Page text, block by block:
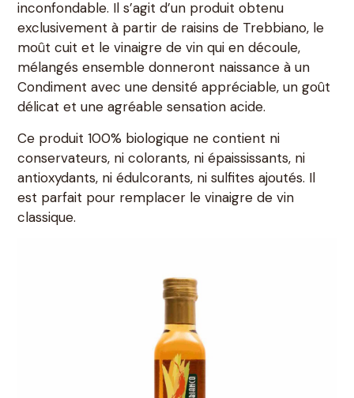
inconfondable. Il s’agit d’un produit obtenu
exclusivement à partir de raisins de Trebbiano, le
moût cuit et le vinaigre de vin qui en découle,
mélangés ensemble donneront naissance à un
Condiment avec une densité appréciable, un goût
délicat et une agréable sensation acide.
Ce produit 100% biologique ne contient ni
conservateurs, ni colorants, ni épaississants, ni
antioxydants, ni édulcorants, ni sulfites ajoutés. Il
est parfait pour remplacer le vinaigre de vin
classique.